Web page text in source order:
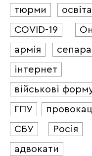
тюрми
освіта
COVID-19
армія
інтернет
військові
ГПУ
СБУ
Росія
адвокати